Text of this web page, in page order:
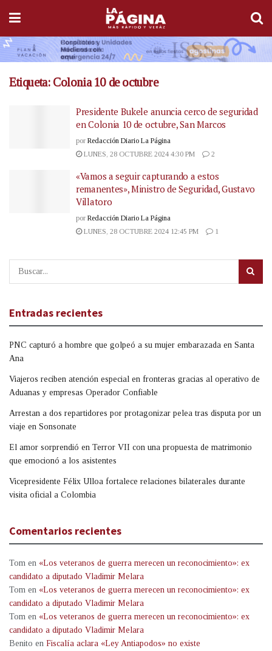
Etiqueta: Colonia 10 de octubre
Presidente Bukele anuncia cerco de seguridad
en Colonia 10 de octubre, San Marcos
por Redacción Diario La Página
LUNES, 28 OCTUBRE 2024 4:30 PM
2
«Vamos a seguir capturando a estos
remanentes», Ministro de Seguridad, Gustavo
Villatoro
por Redacción Diario La Página
LUNES, 28 OCTUBRE 2024 12:45 PM
1
Entradas recientes
PNC capturó a hombre que golpeó a su mujer embarazada en Santa
Ana
Viajeros reciben atención especial en fronteras gracias al operativo de
Aduanas y empresas Operador Confiable
Arrestan a dos repartidores por protagonizar pelea tras disputa por un
viaje en Sonsonate
El amor sorprendió en Terror VII con una propuesta de matrimonio
que emocionó a los asistentes
Vicepresidente Félix Ulloa fortalece relaciones bilaterales durante
visita oficial a Colombia
Comentarios recientes
Tom en «Los veteranos de guerra merecen un reconocimiento»: ex
candidato a diputado Vladimir Melara
Tom en «Los veteranos de guerra merecen un reconocimiento»: ex
candidato a diputado Vladimir Melara
Tom en «Los veteranos de guerra merecen un reconocimiento»: ex
candidato a diputado Vladimir Melara
Benito en Fiscalía aclara «Ley Antiapodos» no existe